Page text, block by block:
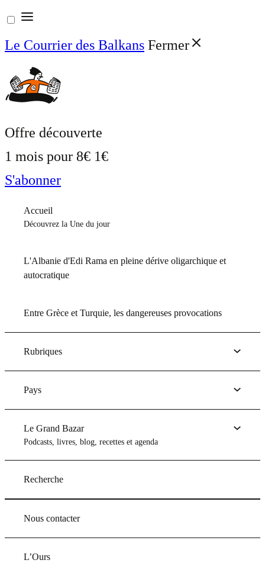
Aller
au
contenu
Le Courrier des Balkans Fermer
Offre découverte
1 mois pour 8€ 1€
S'abonner
Accueil
Découvrez la Une du jour
L'Albanie d'Edi Rama en pleine dérive oligarchique et
autocratique
Entre Grèce et Turquie, les dangereuses provocations
Rubriques
Pays
Le Grand Bazar
Podcasts, livres, blog, recettes et agenda
Recherche
Nous contacter
L’Ours